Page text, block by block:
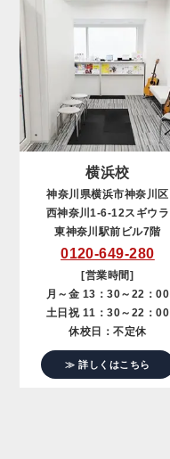
横浜校
神奈川県横浜市神奈川区
西神奈川1-6-12スギウラ
東神奈川駅前ビル7階
0120-649-280
[営業時間]
月～金 13：30～22：00
土日祝 11：30～22：00
休校日：不定休
≫ 詳しくはこちら